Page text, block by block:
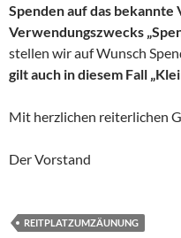
Spenden auf das
Verwendungszwecks
stellen wir auf Wunsch
gilt auch in diesem Fall
Mit herzlichen reiterlichen
Der Vorstand
REITPLATZUMZÄUNUNG